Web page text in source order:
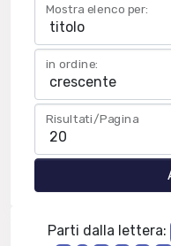
Mostra elenco per:
in ordine:
Risultati/Pagina
Parti dalla lettera: